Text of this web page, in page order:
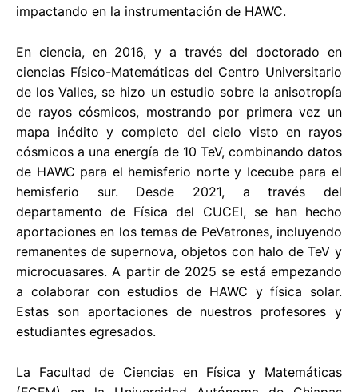
impactando en la instrumentación de HAWC.
En ciencia, en 2016, y a través del doctorado en
ciencias Físico-Matemáticas del Centro Universitario
de los Valles, se hizo un estudio sobre la anisotropía
de rayos cósmicos, mostrando por primera vez un
mapa inédito y completo del cielo visto en rayos
cósmicos a una energía de 10 TeV, combinando datos
de HAWC para el hemisferio norte y Icecube para el
hemisferio sur. Desde 2021, a través del
departamento de Física del CUCEI, se han hecho
aportaciones en los temas de PeVatrones, incluyendo
remanentes de supernova, objetos con halo de TeV y
microcuasares. A partir de 2025 se está empezando
a colaborar con estudios de HAWC y física solar.
Estas son aportaciones de nuestros profesores y
estudiantes egresados.
La Facultad de Ciencias en Física y Matemáticas